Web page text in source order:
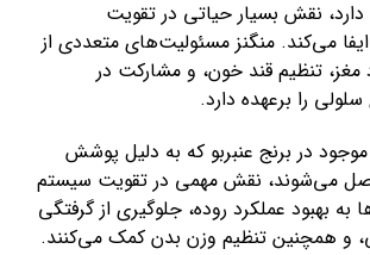
نقش بسیار حیاتی در تقویت
می‌کند. منگنز مسئولیت‌های متعددی از
مغز، تنظیم قند خون، و مشارکت در
را برعهده دارد.
موجود در برنج عنبربو که به دلیل پوشش
می‌شوند، نقش مهمی در تقویت سیستم
به بهبود عملکرد روده، جلوگیری از گرفتگی
و همچنین تنظیم وزن بدن کمک می‌کنند.